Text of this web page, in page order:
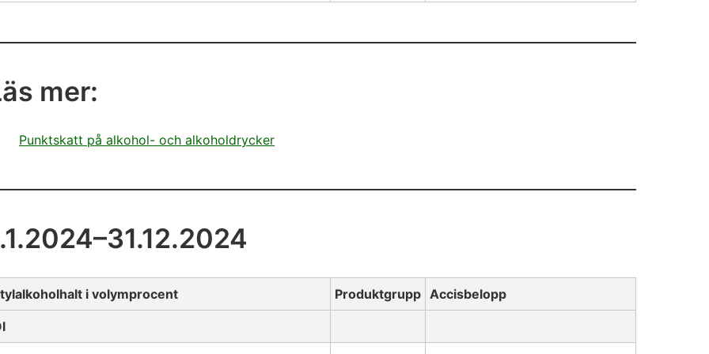
mer:
Punktskatt på alkohol- och alkoholdrycker
i volymprocent Produktgrupp Accisbelopp